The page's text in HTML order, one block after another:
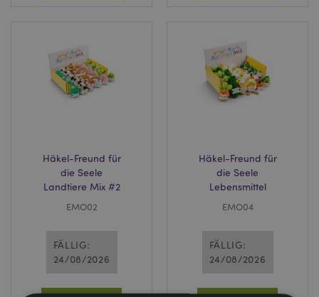
Häkel-Freund für
die Seele
Landtiere Mix #2
EMO02
FÄLLIG:
24/08/2026
Häkel-Freund für
die Seele
Lebensmittel
EMO04
FÄLLIG:
24/08/2026